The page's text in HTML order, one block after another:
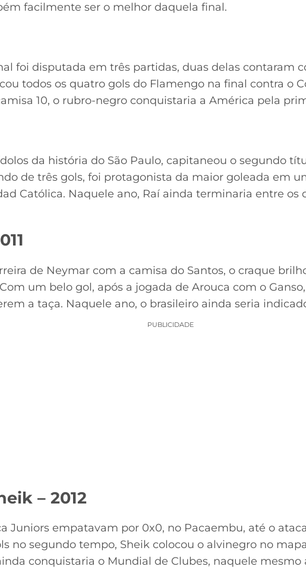
facilmente ser o melhor daquela final.
foi disputada em três partidas, duas delas contaram
todos os quatro gols do Flamengo na final contra o
10, o rubro-negro conquistaria a América pela
da história do São Paulo, capitaneou o segundo
de três gols, foi protagonista da maior goleada em
Católica. Naquele ano, Raí ainda terminaria entre os
de Neymar com a camisa do Santos, o craque
um belo gol, após a jogada de Arouca com o
a taça. Naquele ano, o brasileiro ainda seria
PUBLICIDADE
– 2012
Juniors empatavam por 0x0, no Pacaembu, até o
no segundo tempo, Sheik colocou o alvinegro no
conquistaria o Mundial de Clubes, naquele mesmo